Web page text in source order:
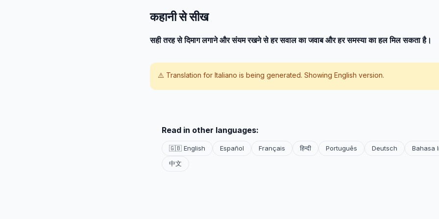
कहानी से सीख
सही तरह से दिमाग लगाने और संयम रखने से हर सवाल का जवाब और हर समस्या का हल मिल सकता है।
⚠️ Translation for Italiano is being generated. Showing English version.
Read in other languages:
🇬🇧 English Español Français हिन्दी Português Deutsch
Bahasa
中文